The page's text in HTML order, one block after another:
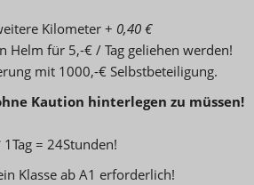
Kilometer + 0,40 €
Helm für 5,-€ / Tag geliehen werden!
mit 1000,-€ Selbstbeteiligung.
Kaution hinterlegen zu müssen!
= 24Stunden!
Klasse ab A1 erforderlich!